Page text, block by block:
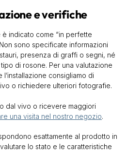
e verifiche
indicato come “in perfette
sono specificate informazioni
presenza di graffi o segni, né
di rosone. Per una valutazione
consigliamo di
o richiedere ulteriori fotografie.
dal vivo o ricevere maggiori
una visita nel nostro negozio.
esattamente al prodotto in
lo stato e le caratteristiche